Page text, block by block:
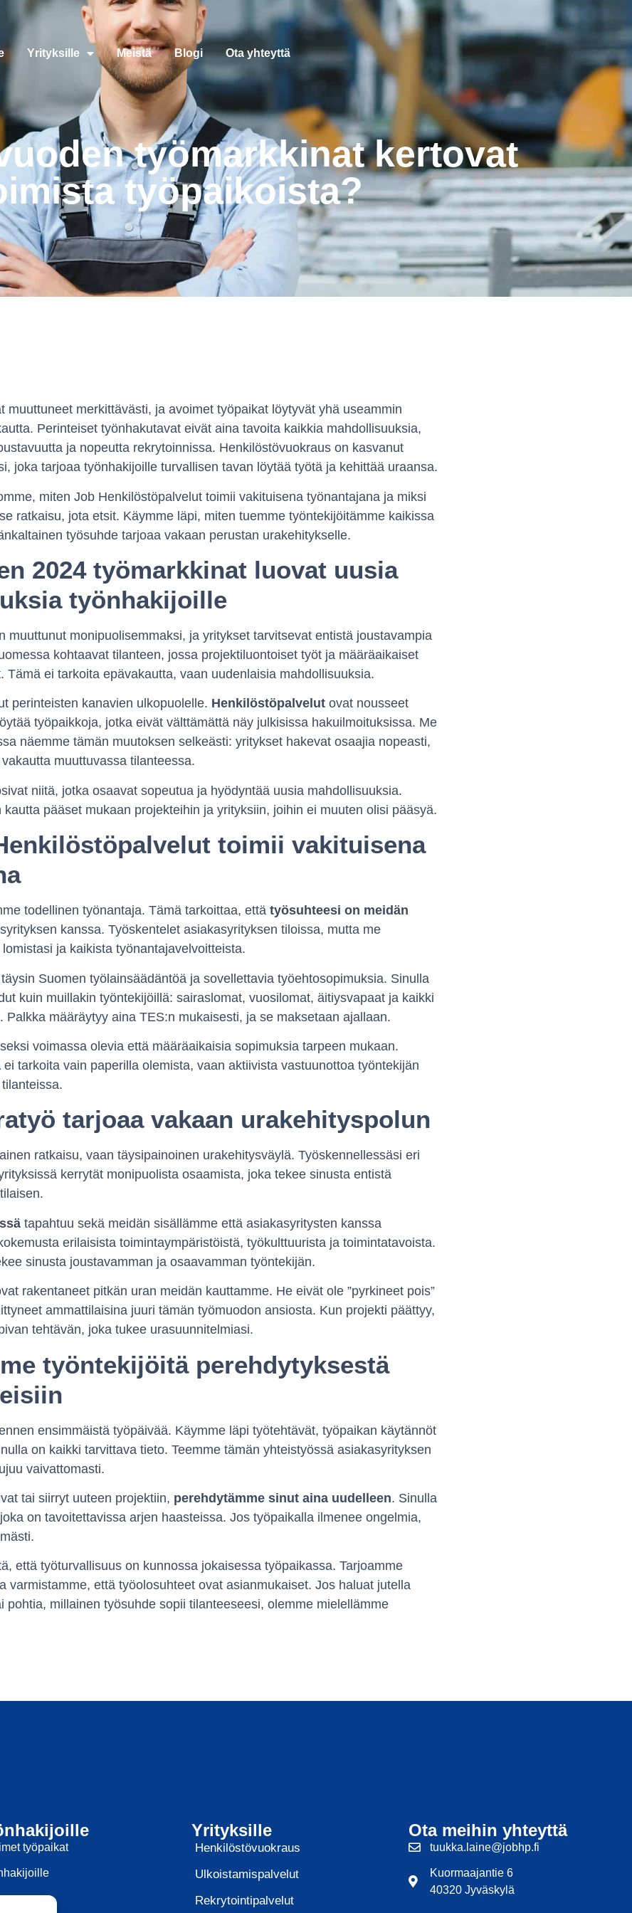
Yrityksille Meistä Blogi Ota yhteyttä
työmarkkinat kertovat
työpaikoista?
muuttuneet merkittävästi, ja avoimet työpaikat löytyvät yhä useammin
Perinteiset työnhakutavat eivät aina tavoita kaikkia mahdollisuuksia,
ja nopeutta rekrytoinnissa. Henkilöstövuokraus on kasvanut
joka tarjoaa työnhakijoille turvallisen tavan löytää työtä ja kehittää uraansa.
miten Job Henkilöstöpalvelut toimii vakituisena työnantajana ja miksi
ratkaisu, jota etsit. Käymme läpi, miten tuemme työntekijöitämme kaikissa
työsuhde tarjoaa vakaan perustan urakehitykselle.
2024 työmarkkinat luovat uusia
työnhakijoille
muuttunut monipuolisemmaksi, ja yritykset tarvitsevat entistä joustavampia
kohtaavat tilanteen, jossa projektiluontoiset työt ja määräaikaiset
Tämä ei tarkoita epävakautta, vaan uudenlaisia mahdollisuuksia.
perinteisten kanavien ulkopuolelle. Henkilöstöpalvelut ovat nousseet
työpaikkoja, jotka eivät välttämättä näy julkisissa hakuilmoituksissa. Me
näemme tämän muutoksen selkeästi: yritykset hakevat osaajia nopeasti,
muuttuvassa tilanteessa.
niitä, jotka osaavat sopeutua ja hyödyntää uusia mahdollisuuksia.
pääset mukaan projekteihin ja yrityksiin, joihin ei muuten olisi pääsyä.
toimii vakituisena
todellinen työnantaja. Tämä tarkoittaa, että työsuhteesi on meidän
kanssa. Työskentelet asiakasyrityksen tiloissa, mutta me
ja kaikista työnantajavelvoitteista.
Suomen työlainsäädäntöä ja sovellettavia työehtosopimuksia. Sinulla
kuin muillakin työntekijöillä: sairaslomat, vuosilomat, äitiysvapaat ja kaikki
Palkka määräytyy aina TES:n mukaisesti, ja se maksetaan ajallaan.
voimassa olevia että määräaikaisia sopimuksia tarpeen mukaan.
ei tarkoita vain paperilla olemista, vaan aktiivista vastuunottoa työntekijän
tarjoaa vakaan urakehityspolun
ratkaisu, vaan täysipainoinen urakehitysväylä. Työskennellessäsi eri
kerrytät monipuolista osaamista, joka tekee sinusta entistä
tapahtuu sekä meidän sisällämme että asiakasyritysten kanssa
erilaisista toimintaympäristöistä, työkulttuurista ja toimintatavoista.
sinusta joustavamman ja osaavamman työntekijän.
rakentaneet pitkän uran meidän kauttamme. He eivät ole ”pyrkineet pois”
ammattilaisina juuri tämän työmuodon ansiosta. Kun projekti päättyy,
tehtävän, joka tukee urasuunnitelmiasi.
työntekijöitä perehdytyksestä
ensimmäistä työpäivää. Käymme läpi työtehtävät, työpaikan käytännöt
on kaikki tarvittava tieto. Teemme tämän yhteistyössä asiakasyrityksen
vaivattomasti.
tai siirryt uuteen projektiin, perehdytämme sinut aina uudelleen. Sinulla
on tavoitettavissa arjen haasteissa. Jos työpaikalla ilmenee ongelmia,
että työturvallisuus on kunnossa jokaisessa työpaikassa. Tarjoamme
varmistamme, että työolosuhteet ovat asianmukaiset. Jos haluat jutella
pohtia, millainen työsuhde sopii tilanteeseesi, olemme mielellämme
työpaikat
Yrityksille
Henkilöstövuokraus
Ulkoistamispalvelut
Rekrytointipalvelut
Ota meihin yhteyttä
tuukka.laine@jobhp.fi
Kuormaajantie 6
40320 Jyväskylä